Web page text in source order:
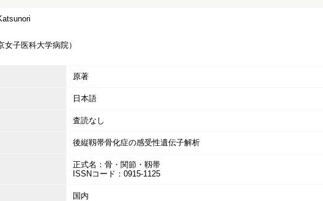
子医科大学病院）
原著
日本語
査読なし
後縦靱帯骨化症の感受性遺伝子解析
正式名：骨・関節・靱帯
ISSNコード：0915-1125
国内